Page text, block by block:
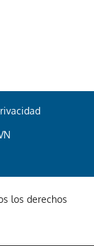
los derechos